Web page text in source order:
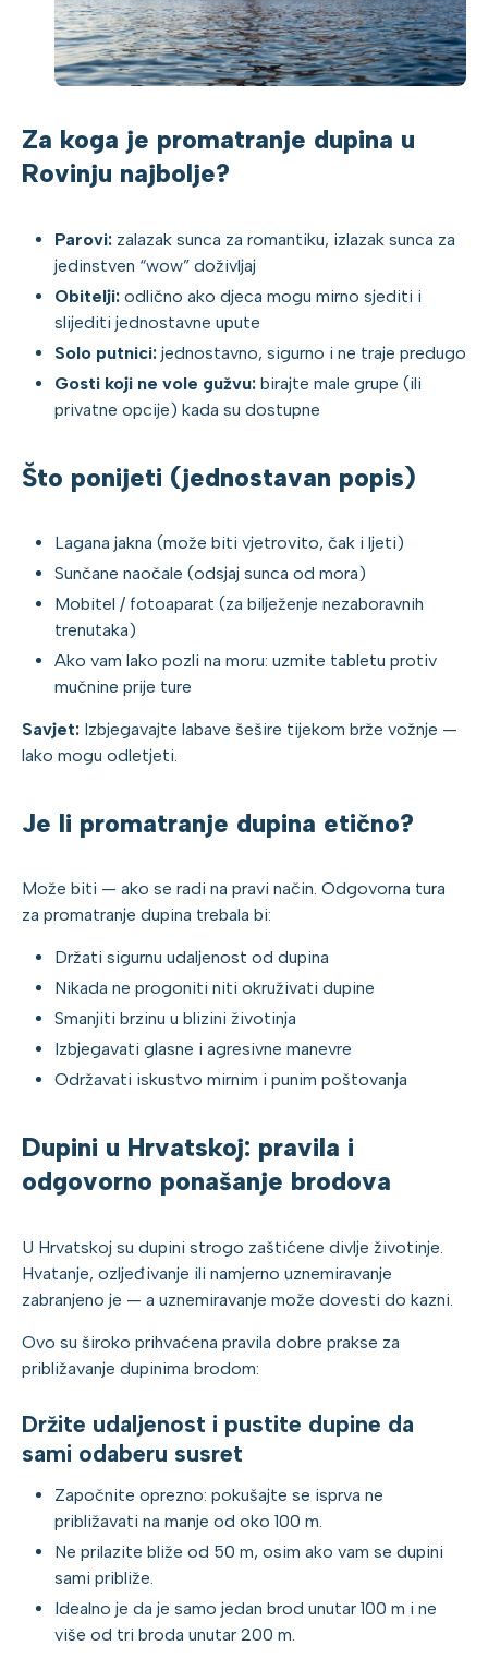
Za koga je promatranje dupina u
Rovinju najbolje?
Parovi: zalazak sunca za romantiku, izlazak sunca za
jedinstven “wow” doživljaj
Obitelji: odlično ako djeca mogu mirno sjediti i
slijediti jednostavne upute
Solo putnici: jednostavno, sigurno i ne traje predugo
Gosti koji ne vole gužvu: birajte male grupe (ili
privatne opcije) kada su dostupne
Što ponijeti (jednostavan popis)
Lagana jakna (može biti vjetrovito, čak i ljeti)
Sunčane naočale (odsjaj sunca od mora)
Mobitel / fotoaparat (za bilježenje nezaboravnih
trenutaka)
Ako vam lako pozli na moru: uzmite tabletu protiv
mučnine prije ture
Savjet: Izbjegavajte labave šešire tijekom brže vožnje —
lako mogu odletjeti.
Je li promatranje dupina etično?
Može biti — ako se radi na pravi način. Odgovorna tura
za promatranje dupina trebala bi:
Držati sigurnu udaljenost od dupina
Nikada ne progoniti niti okruživati dupine
Smanjiti brzinu u blizini životinja
Izbjegavati glasne i agresivne manevre
Održavati iskustvo mirnim i punim poštovanja
Dupini u Hrvatskoj: pravila i
odgovorno ponašanje brodova
U Hrvatskoj su dupini strogo zaštićene divlje životinje.
Hvatanje, ozljeđivanje ili namjerno uznemiravanje
zabranjeno je — a uznemiravanje može dovesti do kazni.
Ovo su široko prihvaćena pravila dobre prakse za
približavanje dupinima brodom:
Držite udaljenost i pustite dupine da
sami odaberu susret
Započnite oprezno: pokušajte se isprva ne
približavati na manje od oko 100 m.
Ne prilazite bliže od 50 m, osim ako vam se dupini
sami približe.
Idealno je da je samo jedan brod unutar 100 m i ne
više od tri broda unutar 200 m.